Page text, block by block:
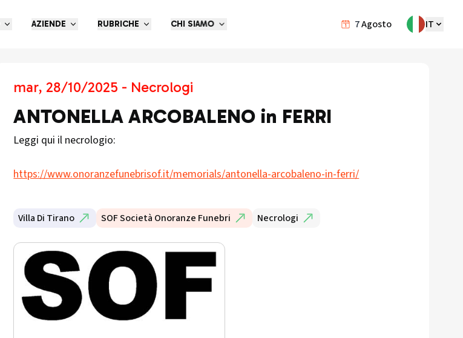
7Agosto IT
AZIENDE RUBRICHE CHI SIAMO
mar, 28/10/2025 - Necrologi
ANTONELLA ARCOBALENO in FERRI
Leggi qui il necrologio:
https://www.onoranzefunebrisof.it/memorials/antonella-arcobaleno-in-ferri/
Villa Di Tirano SOF Società Onoranze Funebri Necrologi